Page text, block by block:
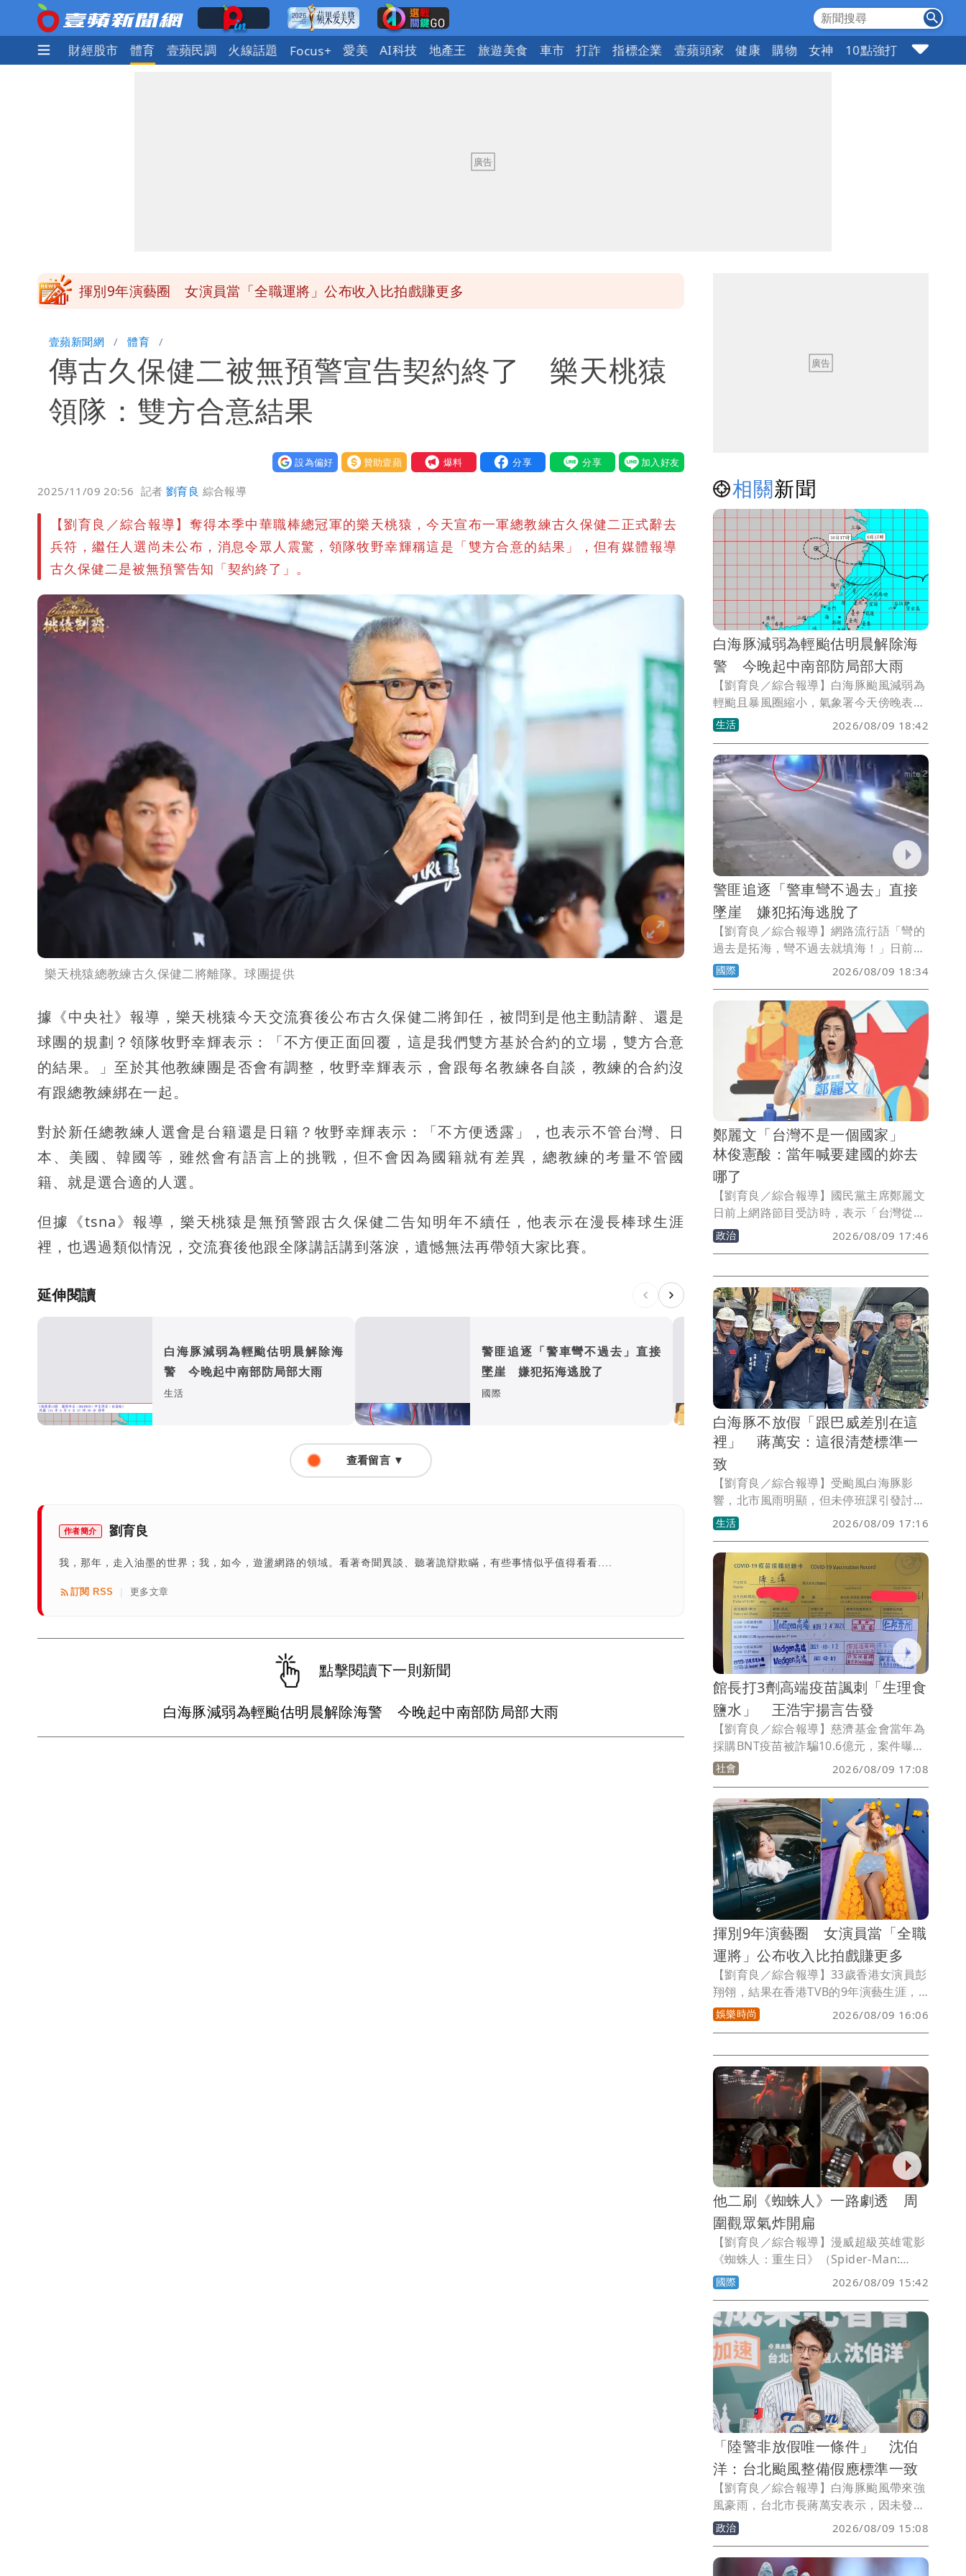
國際 財經股市 體育 壹蘋民調 火線話題 Focus+ 愛美 AI科技 地產王 旅遊美食 車市 打詐 指標企業 壹蘋頭家 健康 購物 女神 10點強打
揮別9年演藝圈 女演員當「全職運將」公布收入比拍戲賺更多
白海豚發威！內褲掛陽台被吹走 議員神回1句笑翻10萬人
白海豚不放假「跟巴威差別在這裡」 蔣萬安：這很清楚標準一致
壹蘋新聞網 體育
傳古久保健二被無預警宣告契約終了 樂天桃猿
領隊：雙方合意結果
設為偏好 贊助壹蘋 我要爆料
2025/11/09 20:56 記者劉育良 綜合報導
【劉育良／綜合報導】奪得本季中華職棒總冠軍的樂天桃猿，今天宣布一軍總教練古久保健二正式辭去
兵符，繼任人選尚未公布，消息令眾人震驚，領隊牧野幸輝稱這是「雙方合意的結果」，但有媒體報導
古久保健二是被無預警告知「契約終了」。
樂天桃猿總教練古久保健二將離隊。球團提供
據《中央社》報導，樂天桃猿今天交流賽後公布古久保健二將卸任，被問到是他主動請辭、還是
球團的規劃？領隊牧野幸輝表示：「不方便正面回覆，這是我們雙方基於合約的立場，雙方合意
的結果。」至於其他教練團是否會有調整，牧野幸輝表示，會跟每名教練各自談，教練的合約沒
有跟總教練綁在一起。
對於新任總教練人選會是台籍還是日籍？牧野幸輝表示：「不方便透露」，也表示不管台灣、日
本、美國、韓國等，雖然會有語言上的挑戰，但不會因為國籍就有差異，總教練的考量不管國
籍、就是選合適的人選。
但據《tsna》報導，樂天桃猿是無預警跟古久保健二告知明年不續任，他表示在漫長棒球生涯
裡，也遇過類似情況，交流賽後他跟全隊講話講到落淚，遺憾無法再帶領大家比賽。
延伸閱讀
白海豚減弱為輕颱估明晨解除海
警 今晚起中南部防局部大雨
生活
警匪追逐「警車彎不過去」直接
墜崖 嫌犯拓海逃脫了
國際
鄭麗文「台灣不是一個國
林俊憲酸：當年喊要建國的
哪了
政治
查看留言 ▼
作者簡介 劉育良
我，那年，走入油墨的世界；我，如今，遊盪網路的領域。看著奇聞異談、聽著詭辯欺瞞，有些事情似乎值得看看....
訂閱 RSS 更多文章
點擊閱讀下一則新聞
白海豚減弱為輕颱估明晨解除海警 今晚起中南部防局部大雨
相關新聞
白海豚減弱為輕颱估明晨解除海
警 今晚起中南部防局部大雨
【劉育良／綜合報導】白海豚颱風減弱為
輕颱且暴風圈縮小，氣象署今天傍晚表
示，預估今天深夜至明天清晨，台灣本島
及離島將脫離暴風圈，最快明天凌晨至清
晨解除海警；中部以北降雨趨緩，但今晚
起中南部防局部大雨。
生活 2026/08/09 18:42
警匪追逐「警車彎不過去」直接
墜崖 嫌犯拓海逃脫了
【劉育良／綜合報導】網路流行語「彎的
過去是拓海，彎不過去就填海！」日前在
巴西聖保羅一場警匪追逐中真實上演，不
過彎過去的是嫌犯，彎不過去的是警察，
警方連人帶車一起墜落懸崖。
國際 2026/08/09 18:34
鄭麗文「台灣不是一個國家」
林俊憲酸：當年喊要建國的妳去
哪了
【劉育良／綜合報導】國民黨主席鄭麗文
日前上網路節目受訪時，表示「台灣從來
沒有獨立過，台灣也從來不是一個國
家」，對於民進黨說台灣已經獨立的說法
早就是主權國家，名字叫中華民國，他反
問：「當年那個說要建立『我們自己的國
家』的鄭麗文，現在到底跑去哪裡了？」
政治 2026/08/09 17:46
白海豚不放假「跟巴威差別在這
裡」 蔣萬安：這很清楚標準一
致
【劉育良／綜合報導】受颱風白海豚影
響，北市風雨明顯，但未停班課引發討
論。台北市長蔣萬安今下午表示，颱風巴
威跟白海豚完全不一樣，上次氣象署已宣
布預計要發布陸警，這次說不會發布，這
很清楚、標準一致。
生活 2026/08/09 17:16
館長打3劑高端疫苗諷刺「生理食
鹽水」 王浩宇揚言告發
【劉育良／綜合報導】慈濟基金會當年為
採購BNT疫苗被詐騙10.6億元，案件曝光
後引發對於疫情期間政府是否擋國外疫
苗、護高端疫苗的熱烈討論。網紅「館
長」陳之漢在直播中譏諷，高端疫苗是生
理食鹽水，民進黨前議員王浩宇揚言將寫
檢舉函告發。
社會 2026/08/09 17:08
揮別9年演藝圈 女演員當「全職
運將」公布收入比拍戲賺更多
【劉育良／綜合報導】33歲香港女演員彭
翔翎，結果在香港TVB的9年演藝生涯，
如今當起全職計程車運將，她表示每天扣
除成本後淨賺2000多元港幣（約8223元
娛樂時尚 2026/08/09 16:06
他二刷《蜘蛛人》一路劇透 周
圍觀眾氣炸開扁
【劉育良／綜合報導】漫威超級英雄電影
《蜘蛛人：重生日》（Spider-Man:
Brand New Day）上映中，印度德里一
名男子，帶女伴進場看電影時一路劇透，
引發周邊觀眾不滿，多人在電影院內當場
痛扁劇透男。
國際 2026/08/09 15:42
「陸警非放假唯一條件」 沈伯
洋：台北颱風整備假應標準一致
【劉育良／綜合報導】白海豚颱風帶來強
風豪雨，台北市長蔣萬安表示，因未發布
陸警才沒宣布停班課。對此，民進黨台北
市長參選人沈伯洋今天表示，陸警並非放
假唯一條件，上次北市有颱風整備假，這
政治 2026/08/09 15:08